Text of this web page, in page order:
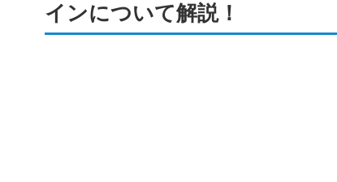
インについて解説！